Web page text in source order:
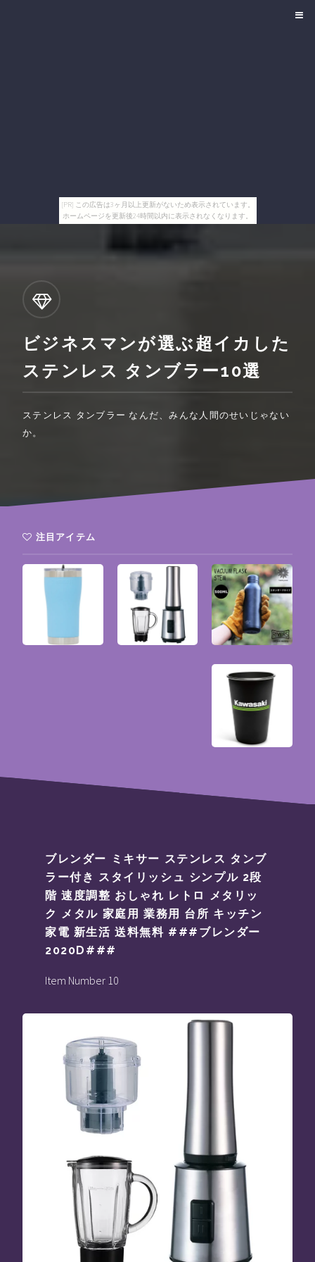
[PR] この広告は3ヶ月以上更新がないため表示されています。
ホームページを更新後24時間以内に表示されなくなります。
ビジネスマンが選ぶ超イカした
ステンレス タンブラー10選
ステンレス タンブラー なんだ、みんな人間のせいじゃない
か。
注目アイテム
ブレンダー ミキサー ステンレス タンブ
ラー付き スタイリッシュ シンプル 2段
階 速度調整 おしゃれ レトロ メタリッ
ク メタル 家庭用 業務用 台所 キッチン
家電 新生活 送料無料 ###ブレンダー
2020D###
Item Number 10